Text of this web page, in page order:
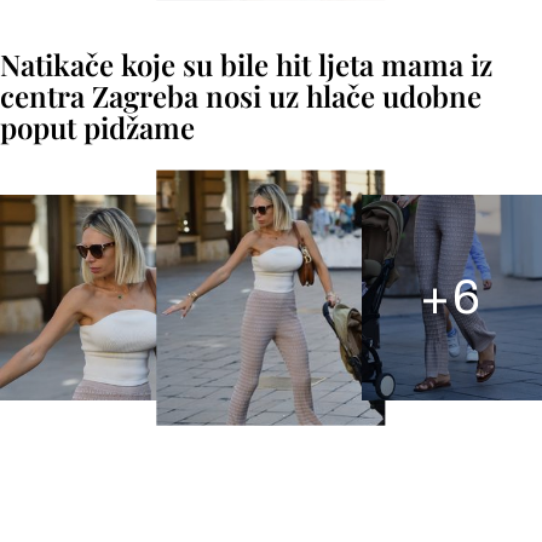
Natikače koje su bile hit ljeta mama iz
centra Zagreba nosi uz hlače udobne
poput pidžame
+6